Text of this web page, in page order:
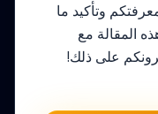
وتأكيد ما
المقالة مع
على ذلك!